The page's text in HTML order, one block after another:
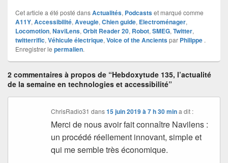
Cet article a été posté dansActualités, Podcastset marqué comme
A11Y, Accessibilité, Aveugle, Chien guide, Electroménager,
Locomotion, NaviLens, Orbit Reader 20, Robot, SMEG, Twitter,
twitterrific, Véhicule électrique, Voice of the Ancientspar Philippe .
Enregistrer le permalien.
2 commentaires à propos de “Hebdoxytude 135, l’actualité
de la semaine en technologies et accessibilité”
ChrisRadio31 dans15 juin 2019 à 7 h 30 min a dit :
Merci de nous avoir fait connaître Navilens :
un procédé réellement innovant, simple et
qui me semble très économique.